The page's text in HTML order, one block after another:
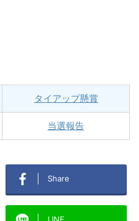
タイアップ懸賞
当選報告
Share